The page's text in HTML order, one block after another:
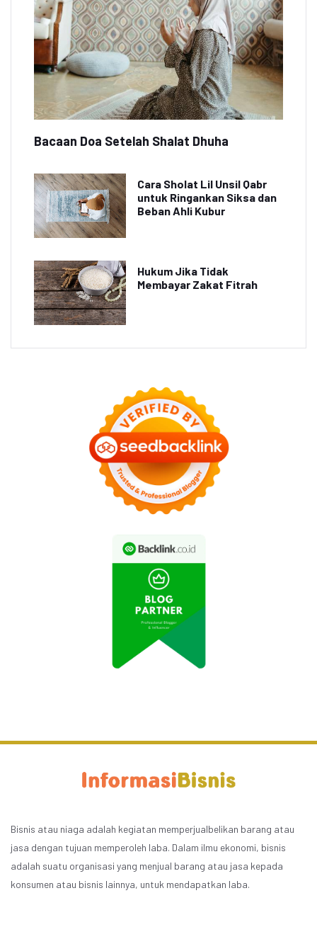
Bacaan Doa Setelah Shalat Dhuha
Cara Sholat Lil Unsil Qabr
untuk Ringankan Siksa dan
Beban Ahli Kubur
Hukum Jika Tidak
Membayar Zakat Fitrah
Bisnis atau niaga adalah kegiatan memperjualbelikan barang atau
jasa dengan tujuan memperoleh laba. Dalam ilmu ekonomi, bisnis
adalah suatu organisasi yang menjual barang atau jasa kepada
konsumen atau bisnis lainnya, untuk mendapatkan laba.